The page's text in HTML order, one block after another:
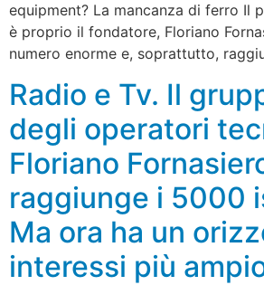
equipment? La mancanza di ferro Il
è proprio il fondatore, Floriano
numero enorme e, soprattutto,
Radio e Tv. Il
degli operatori
Floriano
raggiunge i 5000
Ma ora ha un
interessi più